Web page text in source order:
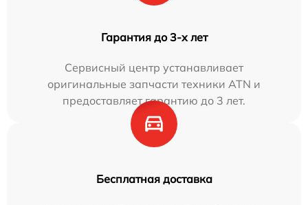
Гарантия до 3-х лет
Сервисный центр устанавливает
оригинальные запчасти техники ATN и
предоставляет гарантию до 3 лет.
Бесплатная доставка